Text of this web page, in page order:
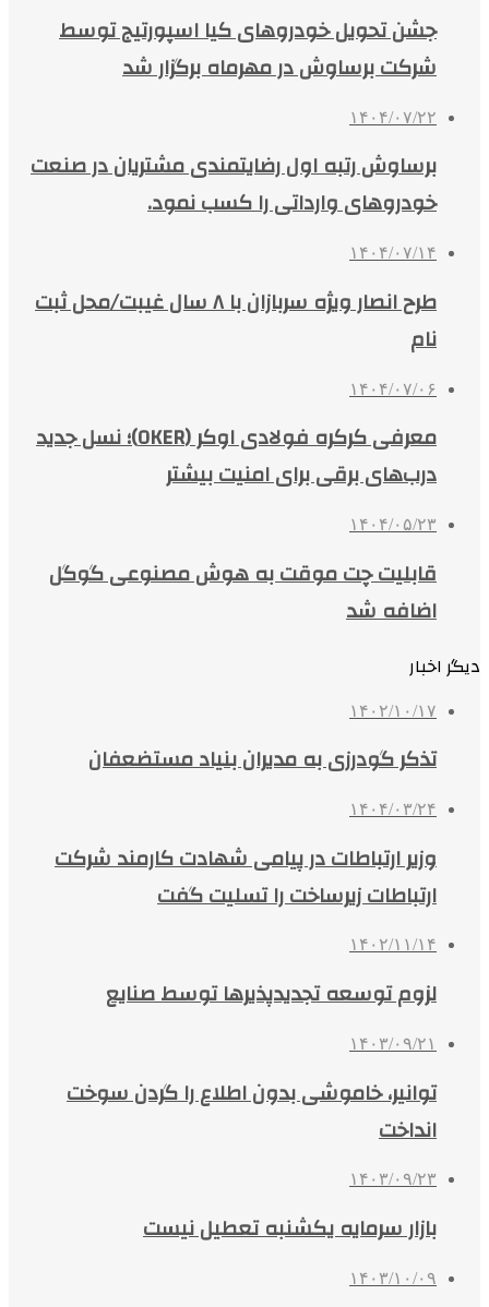
جشن تحویل خودروهای کیا اسپورتیج توسط
شرکت برساوش در مهرماه برگزار شد
۱۴۰۴/۰۷/۲۲
برساوش رتبه اول رضایتمندی مشتریان در صنعت
خودروهای وارداتی را کسب نمود.
۱۴۰۴/۰۷/۱۴
طرح انصار ویژه سربازان با ۸ سال غیبت/محل ثبت
نام
۱۴۰۴/۰۷/۰۶
معرفی کرکره فولادی اوکر (OKER)؛ نسل جدید
درب‌های برقی برای امنیت بیشتر
۱۴۰۴/۰۵/۲۳
قابلیت چت موقت به هوش مصنوعی گوگل
اضافه شد
دیگر اخبار
۱۴۰۲/۱۰/۱۷
تذکر گودرزی به مدیران بنیاد مستضعفان
۱۴۰۴/۰۳/۲۴
وزیر ارتباطات در پیامی شهادت کارمند شرکت
ارتباطات زیرساخت را تسلیت گفت
۱۴۰۲/۱۱/۱۴
لزوم توسعه تجدیدپذیرها توسط صنایع
۱۴۰۳/۰۹/۲۱
توانیر، خاموشی بدون اطلاع را گردن سوخت
انداخت
۱۴۰۳/۰۹/۲۳
بازار سرمایه یکشنبه تعطیل نیست
۱۴۰۳/۱۰/۰۹